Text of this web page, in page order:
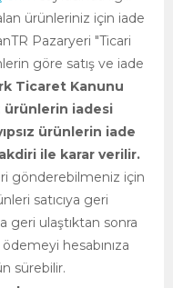
ürünleriniz için iade
Pazaryeri "Ticari
göre satış ve iade
Ticaret Kanunu
ürünlerin iadesi
ürünlerin iade
ile karar verilir.
gönderebilmeniz için
satıcıya geri
geri ulaştıktan sonra
ödemeyi hesabınıza
sürebilir.